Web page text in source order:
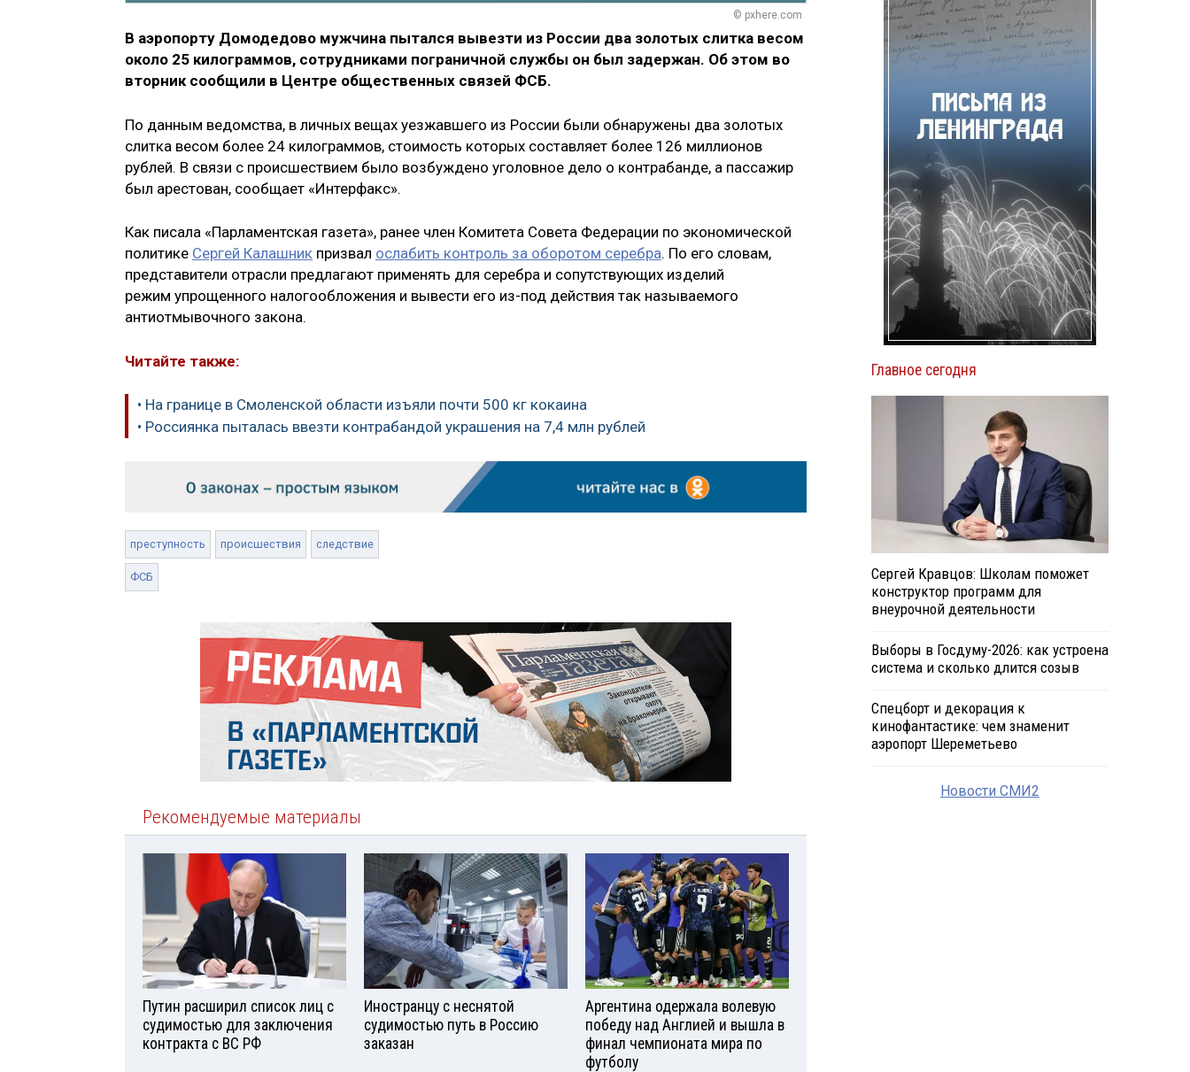
© pxhere.com
В аэропорту Домодедово мужчина пытался вывезти из России два золотых слитка весом
около 25 килограммов, сотрудниками пограничной службы он был задержан. Об этом во
вторник сообщили в Центре общественных связей ФСБ.
По данным ведомства, в личных вещах уезжавшего из России были обнаружены два золотых
слитка весом более 24 килограммов, стоимость которых составляет более 126 миллионов
рублей. В связи с происшествием было возбуждено уголовное дело о контрабанде, а пассажир
был арестован, сообщает «Интерфакс».
Как писала «Парламентская газета», ранее член Комитета Совета Федерации по экономической
политике Сергей Калашник призвал ослабить контроль за оборотом серебра. По его словам,
представители отрасли предлагают применять для серебра и сопутствующих изделий
режим упрощенного налогообложения и вывести его из-под действия так называемого
антиотмывочного закона.
Читайте также:
• На границе в Смоленской области изъяли почти 500 кг кокаина
• Россиянка пыталась ввезти контрабандой украшения на 7,4 млн рублей
преступность происшествия следствие
ФСБ
Рекомендуемые материалы
Путин расширил список лиц с
судимостью для заключения
контракта с ВС РФ
Иностранцу с неснятой
судимостью путь в Россию
заказан
Аргентина одержала волевую
победу над Англией и вышла в
финал чемпионата мира по
футболу
Главное сегодня
Сергей Кравцов: Школам поможет
конструктор программ для
внеурочной деятельности
Выборы в Госдуму-2026: как устроена
система и сколько длится созыв
Спецборт и декорация к
кинофантастике: чем знаменит
аэропорт Шереметьево
Новости СМИ2